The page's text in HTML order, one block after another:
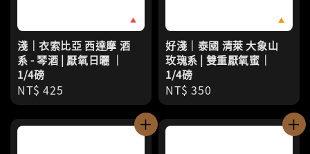
淺｜衣索比亞 西達摩 酒
系 - 琴酒 | 厭氧日曬 ｜
1/4磅
Regular
price
NT$ 425
好淺｜泰國 清萊 大象山
玫瑰系 | 雙重厭氧蜜｜
1/4磅
Regular
price
NT$ 350